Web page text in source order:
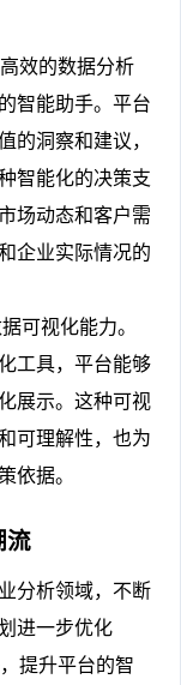
效的数据分析
智能助手。平台
的洞察和建议，
智能化的决策支
场动态和客户需
企业实际情况的
可视化能力。
工具，平台能够
展示。这种可视
可理解性，也为
依据。
流
分析领域，不断
进一步优化
提升平台的智